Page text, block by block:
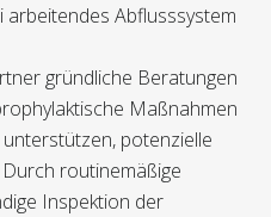
Abflusssystem
gründliche Beratungen
Maßnahmen
potenzielle
routinemäßige
Inspektion der